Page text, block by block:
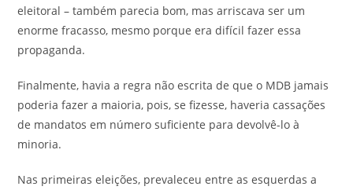
eleitoral – também parecia bom, mas arriscava ser um
enorme fracasso, mesmo porque era difícil fazer essa
propaganda.
Finalmente, havia a regra não escrita de que o MDB jamais
poderia fazer a maioria, pois, se fizesse, haveria cassações
de mandatos em número suficiente para devolvê-lo à
minoria.
Nas primeiras eleições, prevaleceu entre as esquerdas a